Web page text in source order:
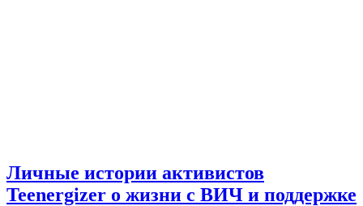
Личные истории активистов
Teenergizer о жизни с ВИЧ и поддержке